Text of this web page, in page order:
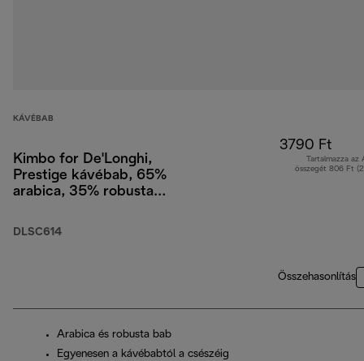
KÁVÉBAB
Kimbo for De'Longhi,
Prestige kávébab, 65%
arabica, 35% robusta,
DLSC614
3790 Ft
Tartalmazza az
összegét 806 Ft
Összehasonlítás
Arabica és robusta bab
Egyenesen a kávébabtól a csészéig